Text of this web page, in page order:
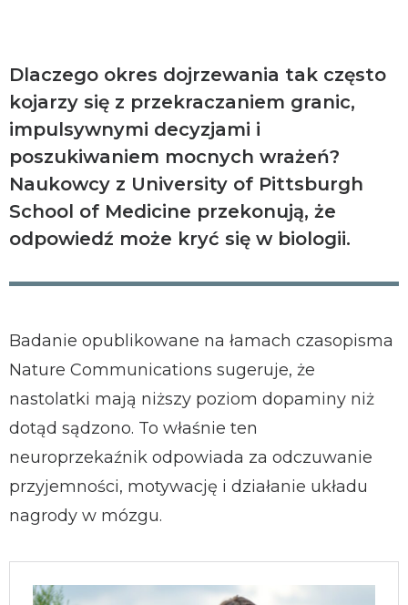
Dlaczego okres dojrzewania tak często
kojarzy się z przekraczaniem granic,
impulsywnymi decyzjami i
poszukiwaniem mocnych wrażeń?
Naukowcy z University of Pittsburgh
School of Medicine przekonują, że
odpowiedź może kryć się w biologii.
Badanie opublikowane na łamach czasopisma
Nature Communications sugeruje, że
nastolatki mają niższy poziom dopaminy niż
dotąd sądzono. To właśnie ten
neuroprzekaźnik odpowiada za odczuwanie
przyjemności, motywację i działanie układu
nagrody w mózgu.